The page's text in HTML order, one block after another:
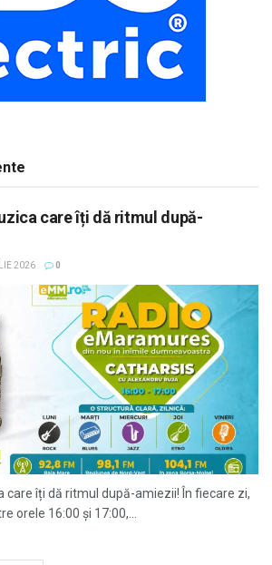
care îți dă ritmul după-
2026 0
care îți dă ritmul după-amiezii! În fiecare zi,
orele 16:00 și 17:00,...